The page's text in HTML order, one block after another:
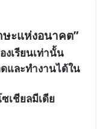
ะแห่งอนาคต”
งเรียนเท่านั้น
และทำงานได้ใน
เชียลมีเดีย